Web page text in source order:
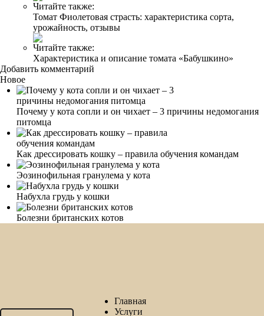
Читайте также:
Томат Фиолетовая страсть: характеристика сорта,
урожайность, отзывы
Читайте также:
Характеристика и описание томата «Бабушкино»
Добавить комментарий
Новое
Почему у кота сопли и он чихает – 3 причины недомогания
питомца
Как дрессировать кошку – правила обучения командам
Эозинофильная гранулема у кота
Набухла грудь у кошки
Болезни британских котов
Главная
Услуги